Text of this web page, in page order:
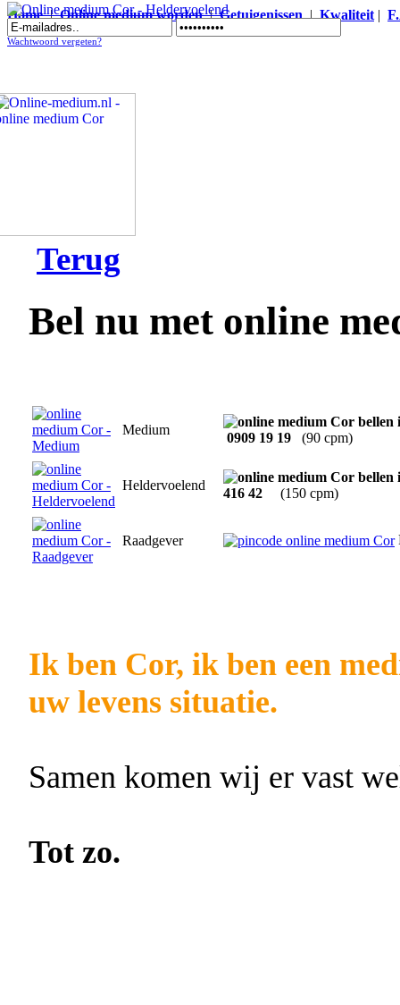
Home|Online medium worden|Getuigenissen|Kwaliteit |
Online medium Cor - Heldervoelend
Wachtwoord vergeten?
Terug
Bel nu met online
Medium
0909 19 19 (90 cpm)
Heldervoelend
416 42 (150 cpm)
Raadgever
Ik ben Cor, ik ben een
uw levens situatie.
Samen komen wij er vast
Tot zo.